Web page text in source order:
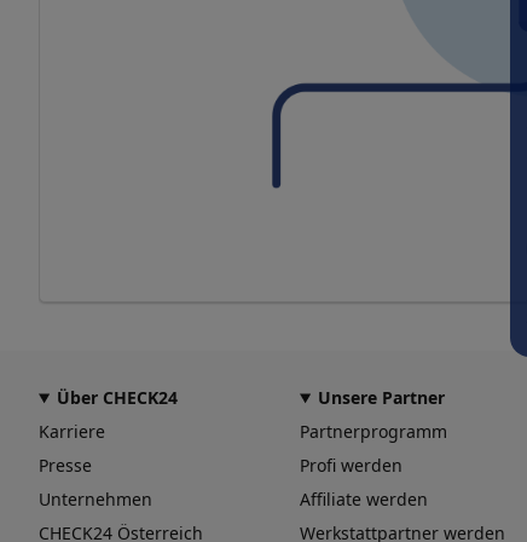
Über CHECK24
Karriere
Presse
Unternehmen
CHECK24 Österreich
Unsere Partner
Partnerprogramm
Profi werden
Affiliate werden
Werkstattpartner werden